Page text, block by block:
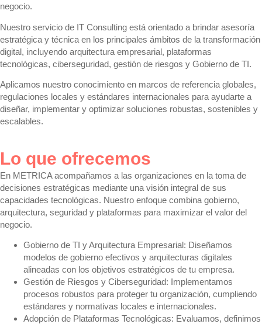
negocio.
Nuestro servicio de IT Consulting está orientado a brindar asesoría
estratégica y técnica en los principales ámbitos de la transformación
digital, incluyendo arquitectura empresarial, plataformas
tecnológicas, ciberseguridad, gestión de riesgos y Gobierno de TI.
Aplicamos nuestro conocimiento en marcos de referencia globales,
regulaciones locales y estándares internacionales para ayudarte a
diseñar, implementar y optimizar soluciones robustas, sostenibles y
escalables.
Lo que ofrecemos
En METRICA acompañamos a las organizaciones en la toma de
decisiones estratégicas mediante una visión integral de sus
capacidades tecnológicas. Nuestro enfoque combina gobierno,
arquitectura, seguridad y plataformas para maximizar el valor del
negocio.
Gobierno de TI y Arquitectura Empresarial: Diseñamos
modelos de gobierno efectivos y arquitecturas digitales
alineadas con los objetivos estratégicos de tu empresa.
Gestión de Riesgos y Ciberseguridad: Implementamos
procesos robustos para proteger tu organización, cumpliendo
estándares y normativas locales e internacionales.
Adopción de Plataformas Tecnológicas: Evaluamos, definimos